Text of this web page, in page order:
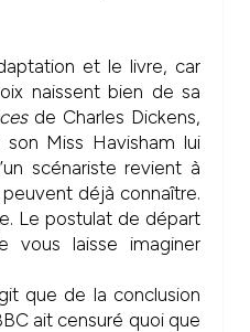
et le livre, car
naissent bien de sa
de Charles Dickens,
Miss Havisham lui
scénariste revient à
déjà connaître.
Le postulat de départ
vous laisse imaginer
que de la conclusion
ait censuré quoi que